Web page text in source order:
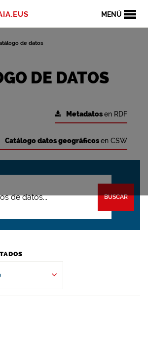
MENÚ
de datos
DE DATOS
Metadatosen RDF
Catálogo datos geográficosen CSW
BUSCAR